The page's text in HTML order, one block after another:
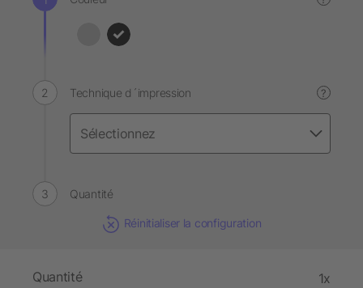
Technique d´impression ?
Quantité
Réinitialiser la configuration
Quantité 1x